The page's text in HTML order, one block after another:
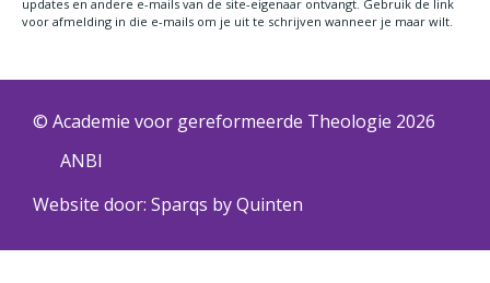
updates en andere e-mails van de site-eigenaar ontvangt. Gebruik de link
voor afmelding in die e-mails om je uit te schrijven wanneer je maar wilt.
© Academie voor gereformeerde Theologie 2026
ANBI
Website door: Sparqs by Quinten